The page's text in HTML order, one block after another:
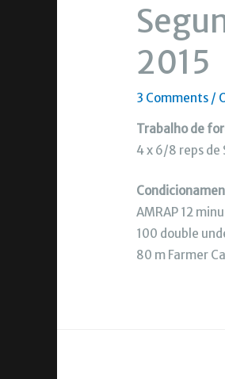
2015
3 Comments /
Trabalho de
4 x 6/8 reps de
AMRAP 12
100 double
80 m Farmer